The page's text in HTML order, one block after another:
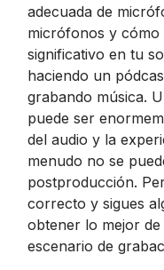
adecuada de
micrófonos y cómo
significativo en tu
haciendo un
grabando música.
puede ser
del audio y la
menudo no se
postproducción.
correcto y sigues
obtener lo mejor
escenario de